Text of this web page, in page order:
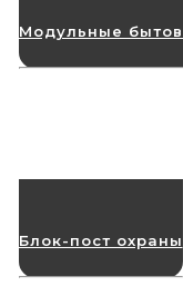
Модульные
Блок-пост охраны